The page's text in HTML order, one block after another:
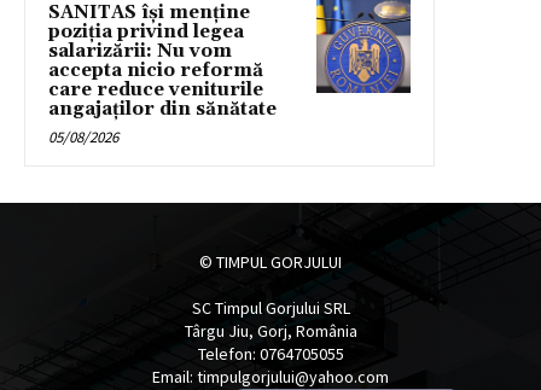
SANITAS își menține
poziția privind legea
salarizării: Nu vom
accepta nicio reformă
care reduce veniturile
angajaților din sănătate
05/08/2026
© TIMPUL GORJULUI
SC Timpul Gorjului SRL
Târgu Jiu, Gorj, România
Telefon: 0764705055
Email: timpulgorjului@yahoo.com